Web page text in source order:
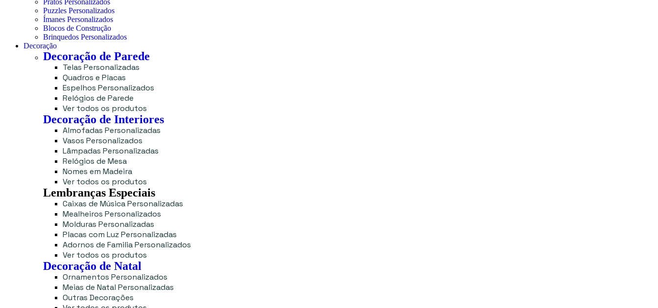
Pratos Personalizados
Puzzles Personalizados
Ímanes Personalizados
Blocos de Construção
Brinquedos Personalizados
Decoração
Decoração de Parede
Telas Personalizadas
Quadros e Placas
Espelhos Personalizados
Relógios de Parede
Ver todos os produtos
Decoração de Interiores
Almofadas Personalizadas
Vasos Personalizados
Lâmpadas Personalizadas
Relógios de Mesa
Nomes em Madeira
Ver todos os produtos
Lembranças Especiais
Caixas de Música Personalizadas
Mealheiros Personalizados
Molduras Personalizadas
Placas com Luz Personalizadas
Adornos de Familia Personalizados
Ver todos os produtos
Decoração de Natal
Ornamentos Personalizados
Meias de Natal Personalizadas
Outras Decorações